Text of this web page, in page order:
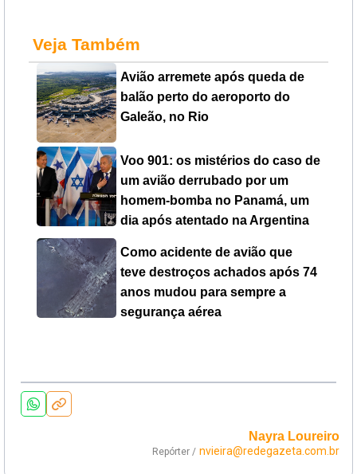
Veja Também
Avião arremete após queda de
balão perto do aeroporto do
Galeão, no Rio
Voo 901: os mistérios do caso de
um avião derrubado por um
homem-bomba no Panamá, um
dia após atentado na Argentina
Como acidente de avião que
teve destroços achados após 74
anos mudou para sempre a
segurança aérea
Nayra Loureiro
Repórter / nvieira@redegazeta.com.br